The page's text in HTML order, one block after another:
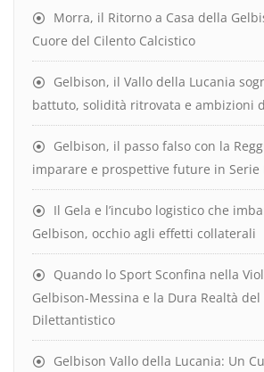
Morra, il Ritorno a Casa della
Cuore del Cilento Calcistico
Gelbison, il Vallo della Lucania
battuto, solidità ritrovata e ambizioni
Gelbison, il passo falso con la
imparare e prospettive future in Serie
Il Gela e l’incubo logistico che
Gelbison, occhio agli effetti collaterali
Quando lo Sport Sconfina nella
Gelbison-Messina e la Dura Realtà del
Dilettantistico
Gelbison Vallo della Lucania: Un